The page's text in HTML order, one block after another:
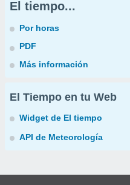
El tiempo...
Por horas
PDF
Más información
El Tiempo en tu Web
Widget de El tiempo
API de Meteorología